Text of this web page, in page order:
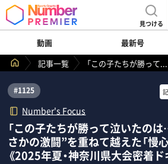
見つける
動画 最新号
記事一覧
「この子たちが勝って...
#1125
Number's Focus
「この子たちが勝って泣いたの
さかの激闘”を重ねて越えた「慢心
《2025年夏・神奈川県大会密着ド